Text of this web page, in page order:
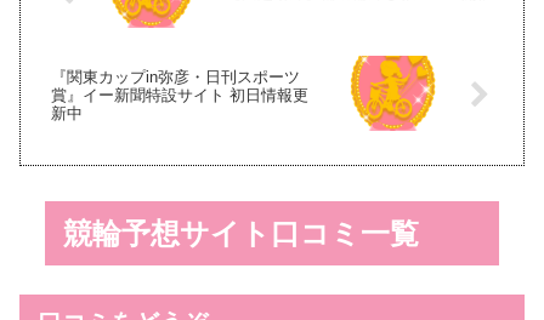
『関東カップin弥彦・日刊スポーツ
賞』イー新聞特設サイト 初日情報更
新中
競輪予想サイト口コミ一覧